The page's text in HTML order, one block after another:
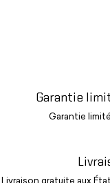
Garantie
Garantie